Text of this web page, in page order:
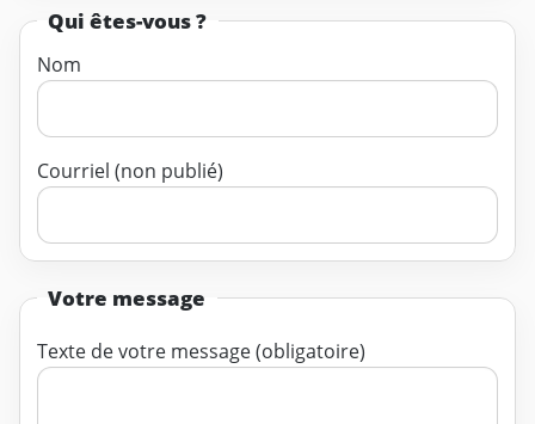
Qui êtes-vous ?
Nom
Courriel (non publié)
Votre message
Texte de votre message (obligatoire)